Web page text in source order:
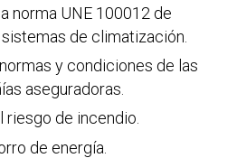
norma UNE 100012 de
de climatización.
y condiciones de las
aseguradoras.
riesgo de incendio.
de energía.